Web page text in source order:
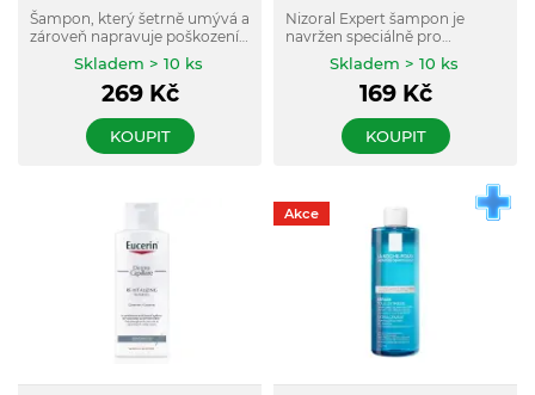
Šampon, který šetrně umývá a
zároveň napravuje poškození.
Chrání před tepelnou
úpravou.Skladem > 10 ks
269Kč
KOUPIT
Nizoral Expert šampon je
navržen speciálně pro
mastnou pokožku a poskytuje
nepřetržitou ochranu před
výskytem mastných lupů a
zdravý a přirozený stav
pokožky hlavy a vlasů.
Skladem > 10 ks
169Kč
KOUPIT
Akce